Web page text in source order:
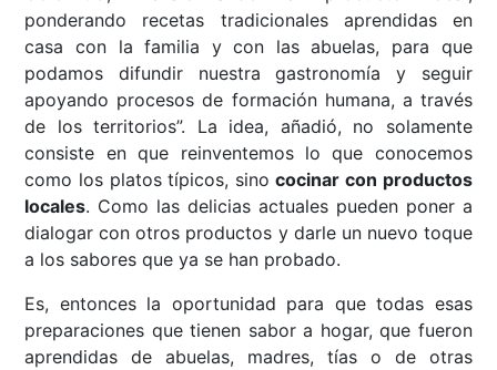
ponderando recetas tradicionales aprendidas en
casa con la familia y con las abuelas, para que
podamos difundir nuestra gastronomía y seguir
apoyando procesos de formación humana, a través
de los territorios”. La idea, añadió, no solamente
consiste en que reinventemos lo que conocemos
como los platos típicos, sinococinar con productos
locales. Como las delicias actuales pueden poner a
dialogar con otros productos y darle un nuevo toque
a los sabores que ya se han probado.
Es, entonces la oportunidad para que todas esas
preparaciones que tienen sabor a hogar, que fueron
aprendidas de abuelas, madres, tías o de otras